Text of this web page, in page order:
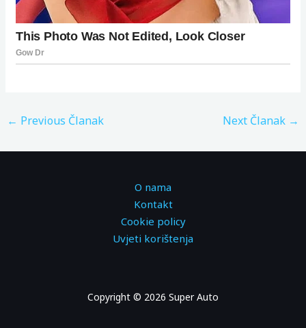
← Previous Članak Next Članak →
O nama
Kontakt
Cookie policy
Uvjeti korištenja
Copyright © 2026 Super Auto